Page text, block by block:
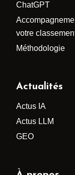
ChatGPT
votre
Méthodologie
Actualités
Actus IA
Actus LLM
GEO